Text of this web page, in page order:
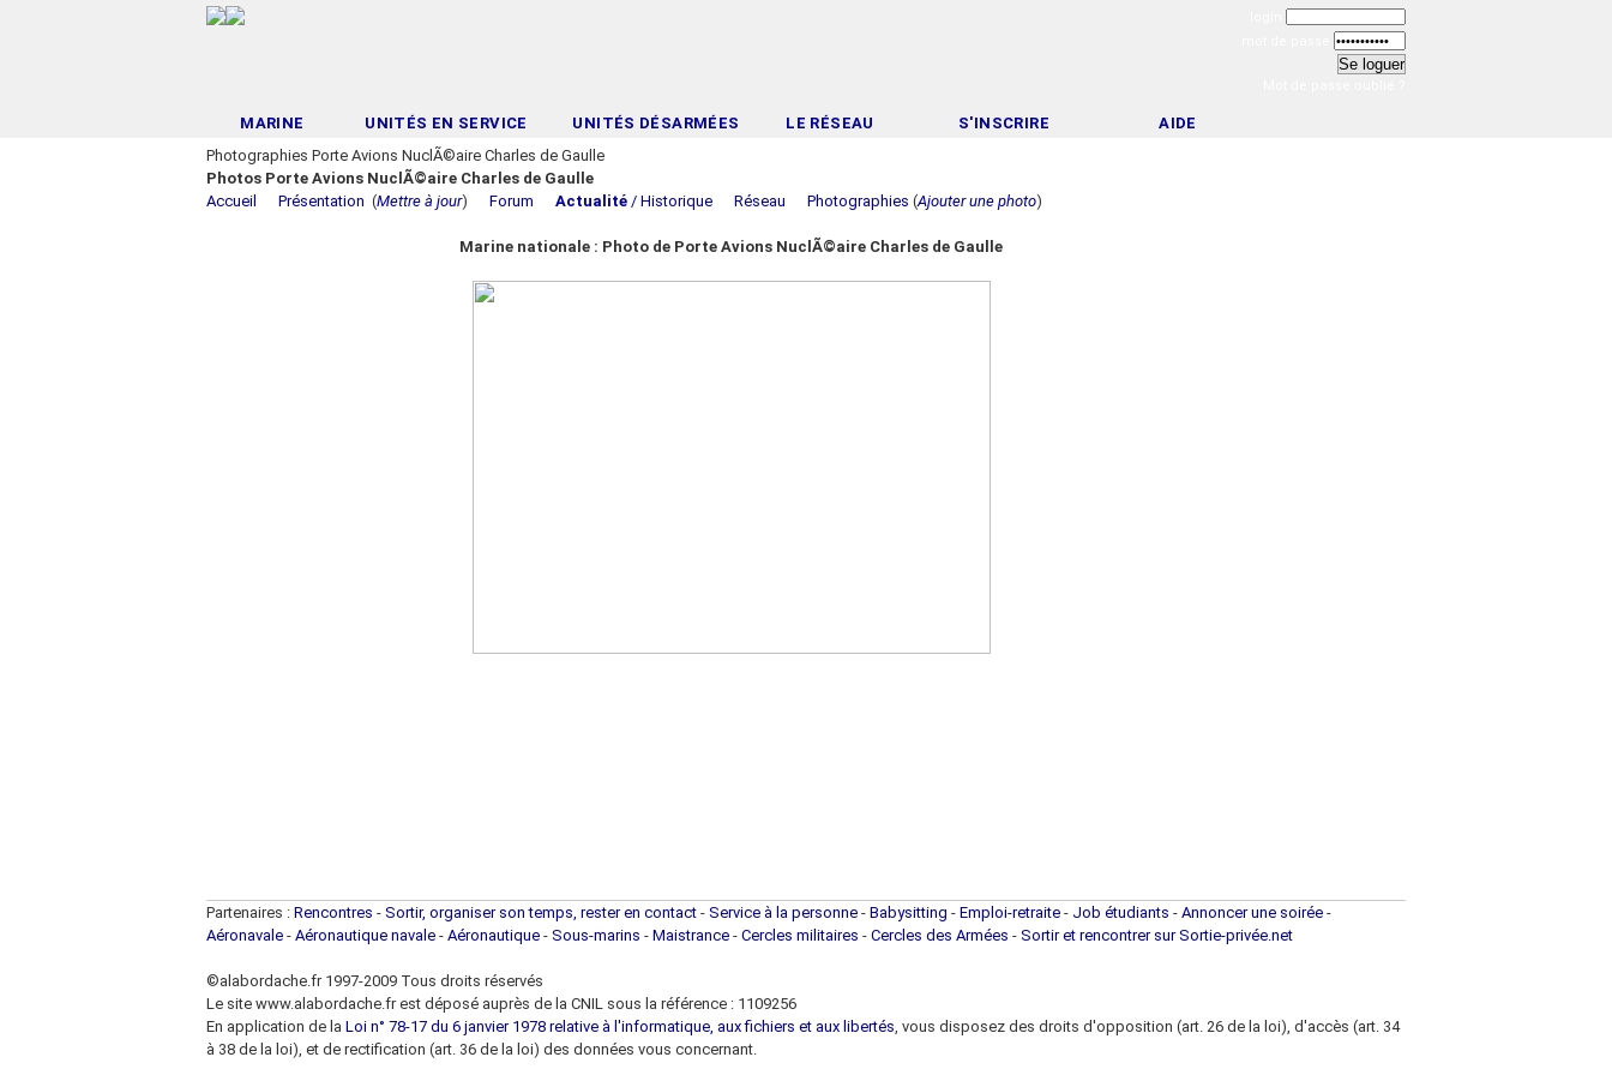
MARINE UNITÉS EN SERVICE UNITÉS DÉSARMÉES LE RÉSEAU S'INSCRIRE
AIDE
Photographies Porte Avions NuclÃ©aire Charles de Gaulle
Photos Porte Avions NuclÃ©aire Charles de Gaulle
Accueil
Présentation (Mettre à jour) Forum Actualité / Historique Réseau Photographies (Ajouter une photo)
Marine nationale : Photo de Porte Avions NuclÃ©aire Charles de Gaulle
Partenaires : Rencontres - Sortir, organiser son temps, rester en contact - Service à la personne - Babysitting - Emploi-retraite - Job étudiants - Annoncer une soirée -
Aéronavale - Aéronautique navale - Aéronautique - Sous-marins - Maistrance - Cercles militaires - Cercles des Armées - Sortir et rencontrer sur Sortie-privée.net
©alabordache.fr 1997-2009 Tous droits réservés
Le site www.alabordache.fr est déposé auprès de la CNIL sous la référence : 1109256
En application de la Loi n° 78-17 du 6 janvier 1978 relative à l'informatique, aux fichiers et aux libertés, vous disposez des droits d'opposition (art. 26 de la loi), d'accès (art. 34
à 38 de la loi), et de rectification (art. 36 de la loi) des données vous concernant.